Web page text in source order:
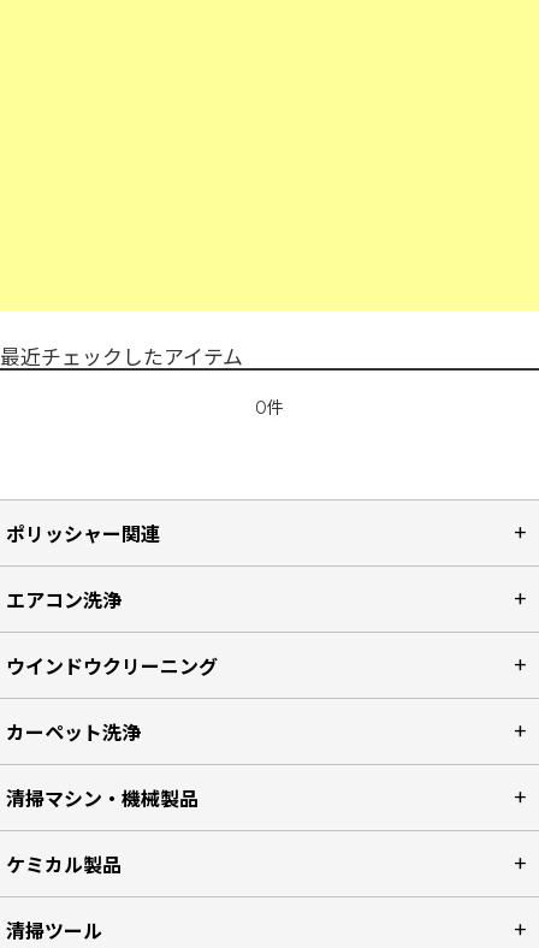
最近チェックしたアイテム
0件
ポリッシャー関連
エアコン洗浄
ウインドウクリーニング
カーペット洗浄
清掃マシン・機械製品
ケミカル製品
清掃ツール